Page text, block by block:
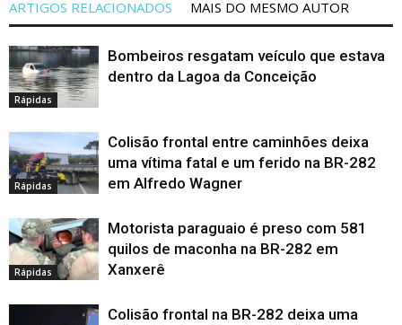
ARTIGOS RELACIONADOS MAIS DO MESMO AUTOR
Rápidas
Bombeiros resgatam veículo que estava
dentro da Lagoa da Conceição
Rápidas
Colisão frontal entre caminhões deixa
uma vítima fatal e um ferido na BR-282
em Alfredo Wagner
Rápidas
Motorista paraguaio é preso com 581
quilos de maconha na BR-282 em
Xanxerê
Colisão frontal na BR-282 deixa uma